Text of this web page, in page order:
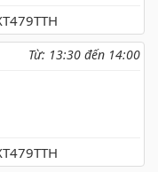
Từ: 13:30 đến 14:00